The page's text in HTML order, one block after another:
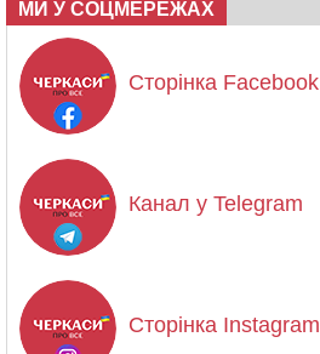
МИ У СОЦМЕРЕЖАХ
Сторінка Facebook
Канал у Telegram
Сторінка Instagram